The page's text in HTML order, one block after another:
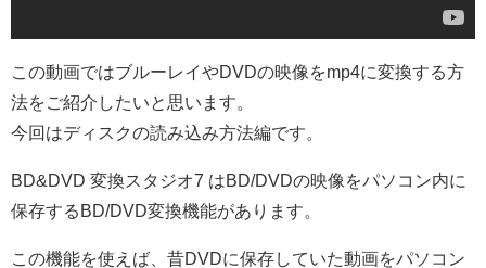
この動画ではブルーレイやDVDの映像をmp4に変換する方
法をご紹介したいと思います。
今回はディスクの読み込み方法編です。
BD&DVD 変換スタジオ7 はBD/DVDの映像をパソコン内に
保存するBD/DVD変換機能があります。
この機能を使えば、昔DVDに保存していた動画をパソコン